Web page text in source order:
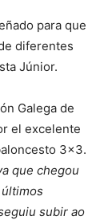
para que
diferentes
Júnior.
Galega de
el excelente
3×3.
que chegou
subir ao